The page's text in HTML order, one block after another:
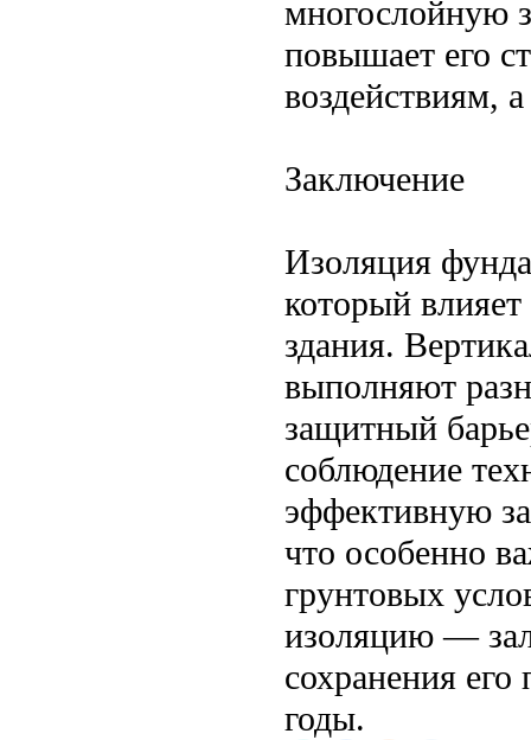
многослойную
повышает его
воздействиям,
Заключение
Изоляция
который
здания.
выполняют
защитный
соблюдение
эффективную
что особенно
грунтовых
изоляцию —
сохранения
годы.